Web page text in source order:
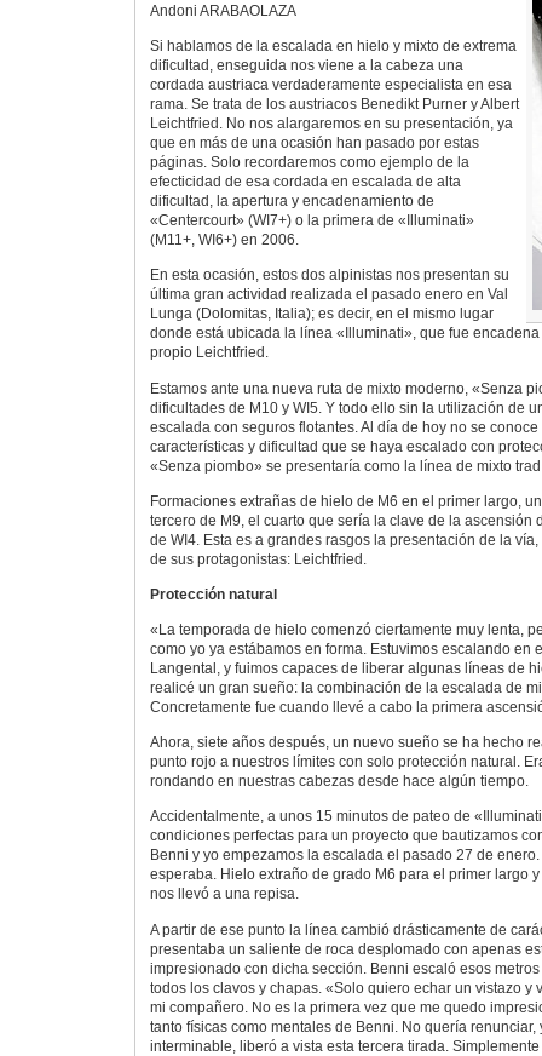
Andoni ARABAOLAZA
Si hablamos de la escalada en hielo y mixto de extrema
dificultad, enseguida nos viene a la cabeza una
cordada austriaca verdaderamente especialista en esa
rama. Se trata de los austriacos Benedikt Purner y Albert
Leichtfried. No nos alargaremos en su presentación, ya
que en más de una ocasión han pasado por estas
páginas. Solo recordaremos como ejemplo de la
efecticidad de esa cordada en escalada de alta
dificultad, la apertura y encadenamiento de
«Centercourt» (WI7+) o la primera de «Illuminati»
(M11+, WI6+) en 2006.
En esta ocasión, estos dos alpinistas nos presentan su
última gran actividad realizada el pasado enero en Val
Lunga (Dolomitas, Italia); es decir, en el mismo lugar
donde está ubicada la línea «Illuminati», que fue
propio Leichtfried.
Estamos ante una nueva ruta de mixto moderno, «Senza
dificultades de M10 y WI5. Y todo ello sin la utilización de
escalada con seguros flotantes. Al día de hoy no se
características y dificultad que se haya escalado con
«Senza piombo» se presentaría como la línea de mixto
Formaciones extrañas de hielo de M6 en el primer largo,
tercero de M9, el cuarto que sería la clave de la ascensión
de WI4. Esta es a grandes rasgos la presentación de la
de sus protagonistas: Leichtfried.
Protección natural
«La temporada de hielo comenzó ciertamente muy lenta,
como yo ya estábamos en forma. Estuvimos escalando en
Langental, y fuimos capaces de liberar algunas líneas de
realicé un gran sueño: la combinación de la escalada de
Concretamente fue cuando llevé a cabo la primera
Ahora, siete años después, un nuevo sueño se ha hecho
punto rojo a nuestros límites con solo protección natural.
rondando en nuestras cabezas desde hace algún tiempo.
Accidentalmente, a unos 15 minutos de pateo de
condiciones perfectas para un proyecto que bautizamos
Benni y yo empezamos la escalada el pasado 27 de
esperaba. Hielo extraño de grado M6 para el primer largo
nos llevó a una repisa.
A partir de ese punto la línea cambió drásticamente de
presentaba un saliente de roca desplomado con apenas
impresionado con dicha sección. Benni escaló esos
todos los clavos y chapas. «Solo quiero echar un vistazo y
mi compañero. No es la primera vez que me quedo
tanto físicas como mentales de Benni. No quería renunciar,
interminable, liberó a vista esta tercera tirada.